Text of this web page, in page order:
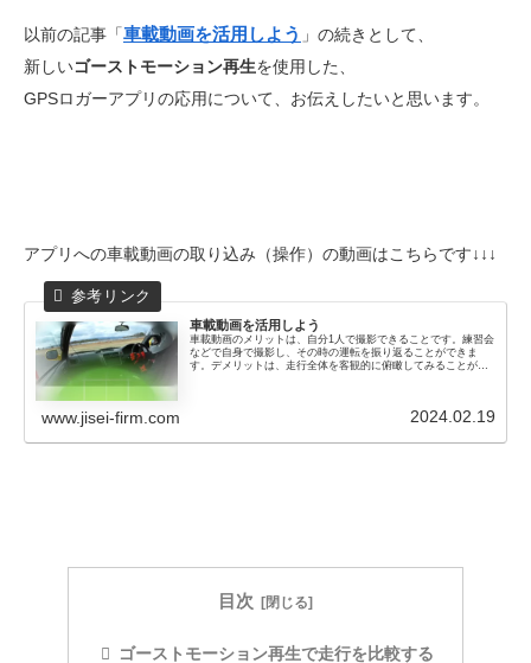
以前の記事「車載動画を活用しよう 」の続きとして、
新しいゴーストモーション再生を使用した、
GPSロガーアプリの応用について、お伝えしたいと思います。
アプリへの車載動画の取り込み（操作）の動画はこちらです↓↓↓
車載動画を活用しよう
車載動画のメリットは、自分1人で撮影できることです。練習会
などで自身で撮影し、その時の運転を振り返ることができま
す。デメリットは、走行全体を客観的に俯瞰してみることがで
www.jisei-firm.com 2024.02.19
目次
ゴーストモーション再生で走行を比較する